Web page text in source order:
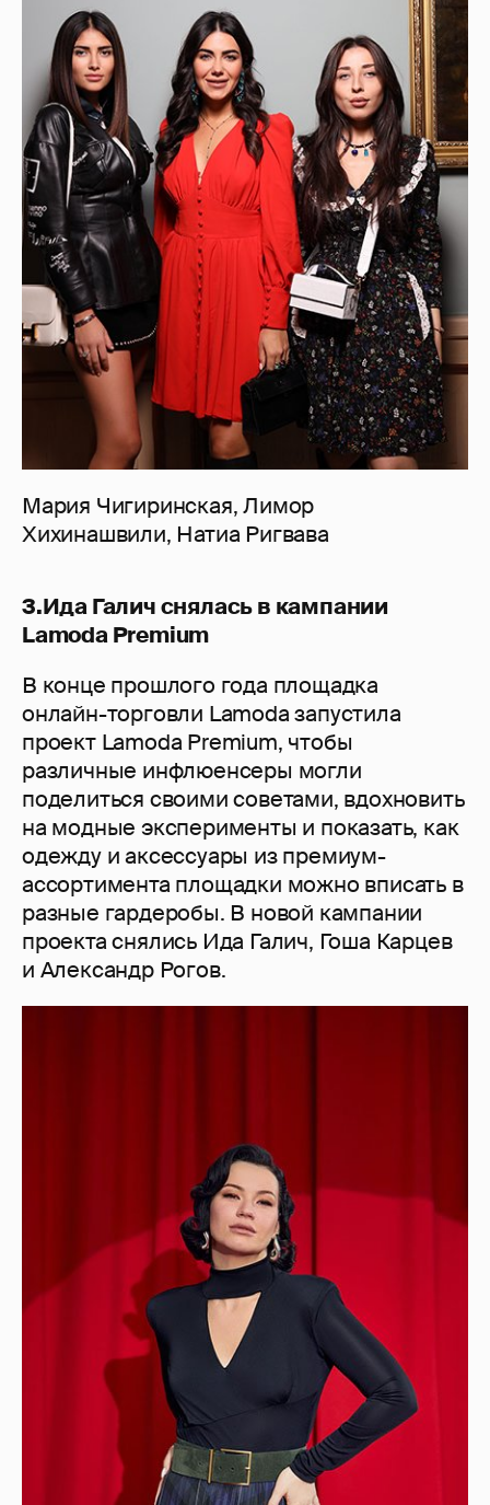
Мария Чигиринская, Лимор
Хихинашвили, Натиа Ригвава
3.Ида Галич снялась в кампании
Lamoda Premium
В конце прошлого года площадка
онлайн-торговли Lamoda запустила
проект Lamoda Premium, чтобы
различные инфлюенсеры могли
поделиться своими советами, вдохновить
на модные эксперименты и показать, как
одежду и аксессуары из премиум-
ассортимента площадки можно вписать в
разные гардеробы. В новой кампании
проекта снялись Ида Галич, Гоша Карцев
и Александр Рогов.